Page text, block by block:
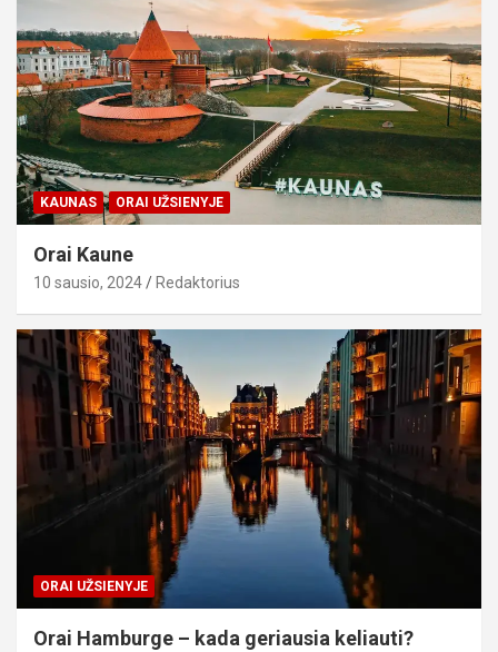
KAUNAS ORAI UŽSIENYJE
Orai Kaune
10 sausio, 2024 Redaktorius
ORAI UŽSIENYJE
Orai Hamburge – kada geriausia keliauti?